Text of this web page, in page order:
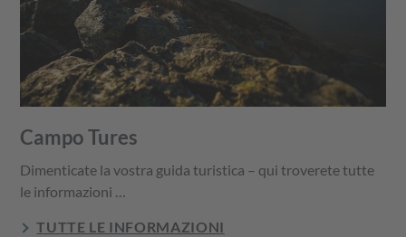
Campo Tures
Dimenticate la vostra guida turistica – qui troverete tutte
le informazioni …
TUTTE LE INFORMAZIONI